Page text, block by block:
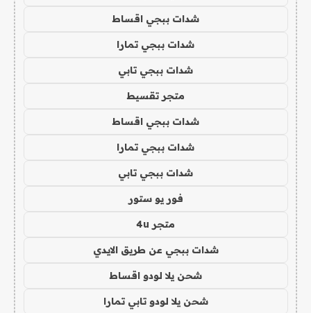
شدات ببجي اقساط
شدات ببجي تمارا
شدات ببجي تابي
متجر تقسيط
شدات ببجي اقساط
شدات ببجي تمارا
شدات ببجي تابي
فور يو ستور
متجر 4u
شدات ببجي عن طريق الايدي
شحن يلا لودو اقساط
شحن يلا لودو تابي تمارا